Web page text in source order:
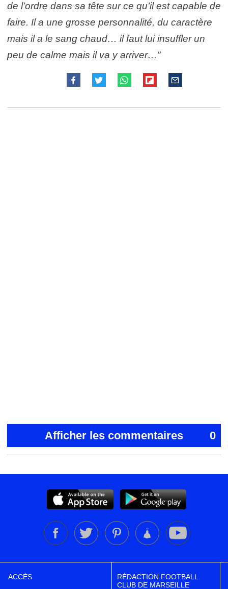
de l’ordre dans sa tête sur ce qu’il est capable de
faire. Il a une grosse personnalité, du caractère
mais il a le sang chaud… il faut lui insuffler un
peu de calme mais il va y arriver…”
Afficher les commentaires 0
ACCÈS
RÉDACTION FOOTBALL
CLUB DE MARSEILLE